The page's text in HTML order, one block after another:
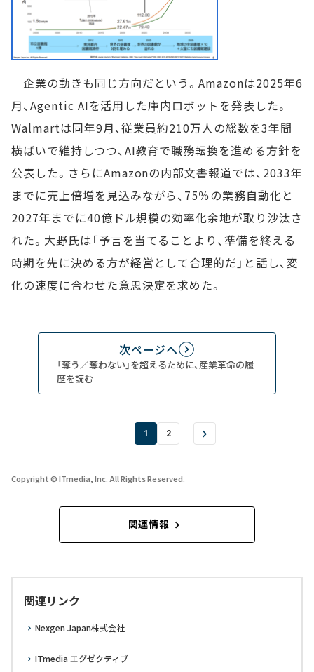
企業の動きも同じ方向だという。Amazonは2025年6
月、Agentic AIを活用した庫内ロボットを発表した。
Walmartは同年9月、従業員約210万人の総数を3年間
横ばいで維持しつつ、AI教育で職務転換を進める方針を
公表した。さらにAmazonの内部文書報道では、2033年
までに売上倍増を見込みながら、75％の業務自動化と
2027年までに40億ドル規模の効率化余地が取り沙汰さ
れた。大野氏は「予言を当てることより、準備を終える
時期を先に決める方が経営として合理的だ」と話し、変
化の速度に合わせた意思決定を求めた。
次ページへ
「奪う／奪わない」を超えるために、産業革命の履
歴を読む
1 2
Copyright © ITmedia, Inc. All Rights Reserved.
関連情報
関連リンク
Nexgen Japan株式会社
ITmedia エグゼクティブ